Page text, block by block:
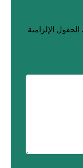
الحقول الإلزامية